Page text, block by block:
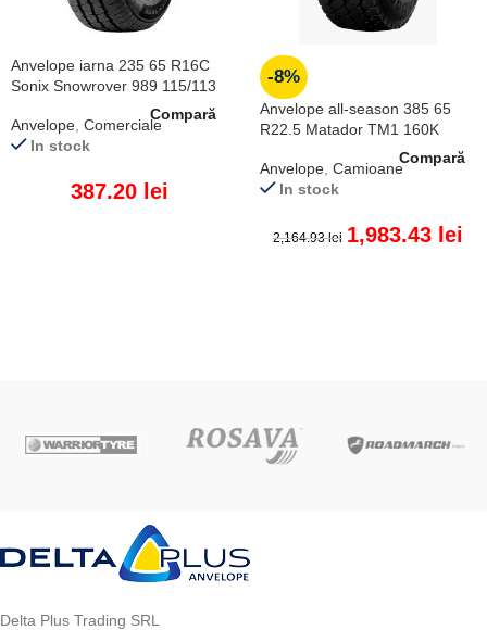
Anvelope iarna 235 65 R16C
Sonix Snowrover 989 115/113
Anvelope Comerciale
In stock
387.20 lei
Compară
-8%
Anvelope all-season 385 65
R22.5 Matador TM1 160K
Anvelope Camioane
In stock
2,164.93lei 1,983.43 lei
Compară
Delta Plus Trading SRL